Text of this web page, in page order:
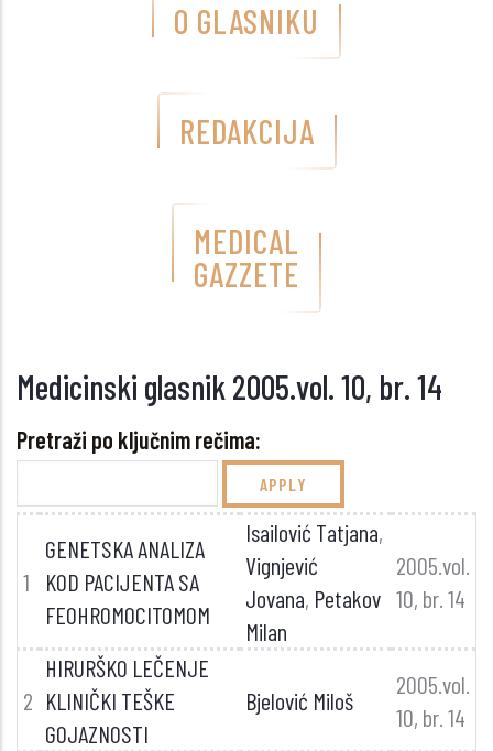
O GLASNIKU
REDAKCIJA
MEDICAL
GAZZETE
Medicinski glasnik 2005.vol. 10, br. 14
Pretraži po ključnim rečima:
1
GENETSKA ANALIZA
KOD PACIJENTA SA
FEOHROMOCITOMOM
Isailović Tatjana,
Vignjević
Jovana, Petakov
Milan
2005.vol.
10, br. 14
2
HIRURŠKO LEČENJE
KLINIČKI TEŠKE
GOJAZNOSTI
Bjelović Miloš
2005.vol.
10, br. 14